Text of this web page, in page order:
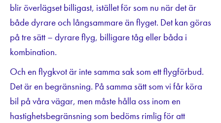
blir överlägset billigast, istället för som nu när det är
både dyrare och långsammare än flyget. Det kan göras
på tre sätt – dyrare flyg, billigare tåg eller båda i
kombination.
Och en flygkvot är inte samma sak som ett flygförbud.
Det är en begränsning. På samma sätt som vi får köra
bil på våra vägar, men måste hålla oss inom en
hastighetsbegränsning som bedöms rimlig för att